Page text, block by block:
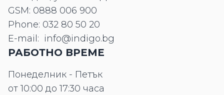
GSM: 0888 006 900
Phone: 032 80 50 20
E-mail: info@indigo.bg
РАБОТНО ВРЕМЕ
Понеделник - Петък
от 10:00 до 17:30 часа